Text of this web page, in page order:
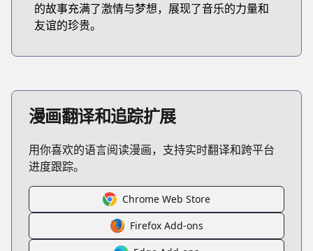
的故事充满了激情与梦想，展现了音乐的力量和
友谊的珍贵。
漫画翻译和追踪扩展
用你喜欢的语言阅读漫画，支持实时翻译和跨平台
进度跟踪。
Chrome Web Store
Firefox Add-ons